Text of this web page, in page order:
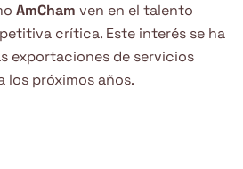
AmCham ven en el talento
crítica. Este interés se ha
exportaciones de servicios
los próximos años.